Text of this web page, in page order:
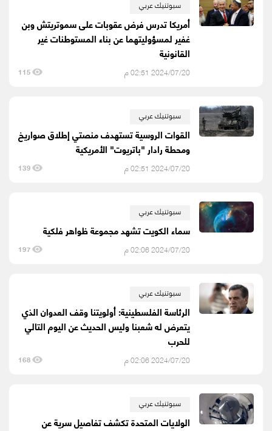
سبوتنيك عربي
أمريكا تدرس فرض عقوبات على سموتريتش وبن
غفير لمسؤوليتهما عن بناء المستوطنات غير
القانونية
2024/07/20 02:51 م 115
سبوتنيك عربي
القوات الروسية تستهدف منصتي إطلاق صواريخ
ومحطة رادار "باتريوت" الأمريكية
2024/07/20 02:51 م 139
سبوتنيك عربي
سماء الكويت تشهد مجموعة ظواهر فلكية
2024/07/20 02:06 م 197
سبوتنيك عربي
الرئاسة الفلسطينية: أولويتنا وقف العدوان الذي
يتعرض له شعبنا وليس الحديث عن اليوم التالي
للحرب
2024/07/20 02:06 م 168
سبوتنيك عربي
الولايات المتحدة تكشف تفاصيل سرية عن